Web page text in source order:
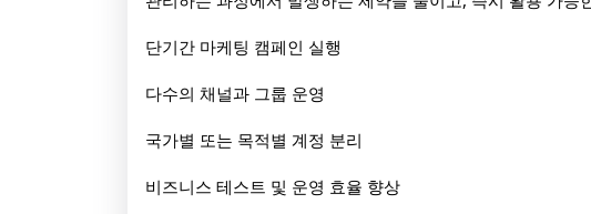
와
판
매,
안
전
단기간 마케팅 캠페인 실행
다수의 채널과 그룹 운영
국가별 또는 목적별 계정 분리
비즈니스 테스트 및 운영 효율 향상